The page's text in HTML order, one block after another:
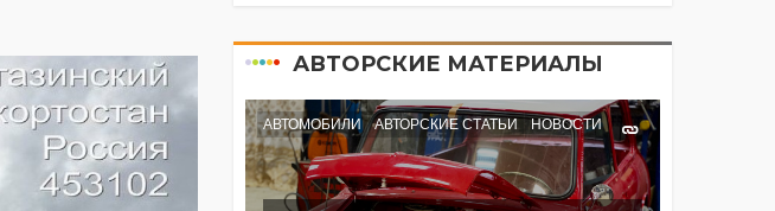
АВТОРСКИЕ МАТЕРИАЛЫ
АВТОМОБИЛИ АВТОРСКИЕ СТАТЬИ НОВОСТИ